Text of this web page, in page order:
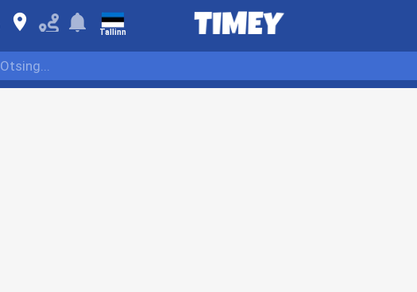
󰍎 󰂚 Tallinn
Otsing...